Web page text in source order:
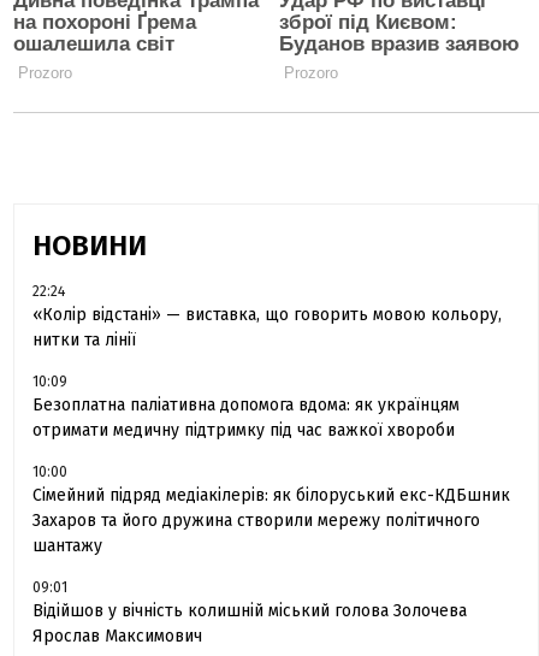
НОВИНИ
22:24
«Колір відстані» — виставка, що говорить мовою кольору,
нитки та лінії
10:09
Безоплатна паліативна допомога вдома: як українцям
отримати медичну підтримку під час важкої хвороби
10:00
Сімейний підряд медіакілерів: як білоруський екс-КДБшник
Захаров та його дружина створили мережу політичного
шантажу
09:01
Відійшов у вічність колишній міський голова Золочева
Ярослав Максимович